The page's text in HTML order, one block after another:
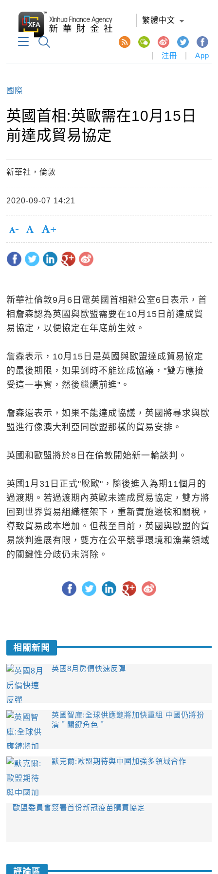
繁體中文
注冊 App
國際
英國首相:英歐需在10月15日
前達成貿易協定
新華社，倫敦
2020-09-07 14:21
新華社倫敦9月6日電英國首相辦公室6日表示，首
相詹森認為英國與歐盟需要在10月15日前達成貿
易協定，以便協定在年底前生效。
詹森表示，10月15日是英國與歐盟達成貿易協定
的最後期限，如果到時不能達成協議，"雙方應接
受這一事實，然後繼續前進"。
詹森還表示，如果不能達成協議，英國將尋求與歐
盟進行像澳大利亞同歐盟那樣的貿易安排。
英國和歐盟將於8日在倫敦開始新一輪談判。
英國1月31日正式"脫歐"，隨後進入為期11個月的
過渡期。若過渡期內英歐未達成貿易協定，雙方將
回到世界貿易組織框架下，重新實施邊檢和關稅，
導致貿易成本增加。但截至目前，英國與歐盟的貿
易談判進展有限，雙方在公平競爭環境和漁業領域
的關鍵性分歧仍未消除。
相關新聞
英國8月房價快速反彈
英國智庫:全球供應鏈將加快重組 中國仍將扮
演＂關鍵角色＂
默克爾:歐盟期待與中國加強多領域合作
歐盟委員會簽署首份新冠疫苗購買協定
評論區